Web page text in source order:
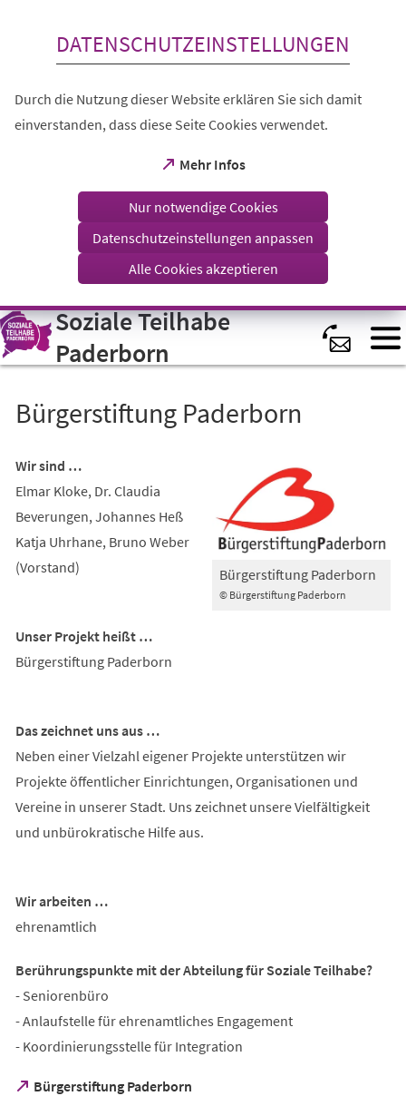
Visuelle
Assistenzsoftware
öffnen.
DATENSCHUTZEINSTELLUNGEN
Durch die Nutzung dieser Website erklären Sie sich damit
einverstanden, dass diese Seite Cookies verwendet.
Mehr Infos
(Öffnet
einem
Tab)
Nur notwendige Cookies
Datenschutzeinstellungen anpassen
Alle Cookies akzeptieren
Soziale Teilhabe
Paderborn
Bürgerstiftung Paderborn
© Bürgerstiftung Paderborn
Bürgerstiftung Paderborn
Wir sind …
Elmar Kloke, Dr. Claudia
Beverungen, Johannes Heß
Katja Uhrhane, Bruno Weber
(Vorstand)
Unser Projekt heißt …
Bürgerstiftung Paderborn
Das zeichnet uns aus …
Neben einer Vielzahl eigener Projekte unterstützen wir
Projekte öffentlicher Einrichtungen, Organisationen und
Vereine in unserer Stadt. Uns zeichnet unsere Vielfältigkeit
und unbürokratische Hilfe aus.
Wir arbeiten …
ehrenamtlich
Berührungspunkte mit der Abteilung für Soziale Teilhabe?
- Seniorenbüro
- Anlaufstelle für ehrenamtliches Engagement
- Koordinierungsstelle für Integration
Bürgerstiftung Paderborn
(Öffnet